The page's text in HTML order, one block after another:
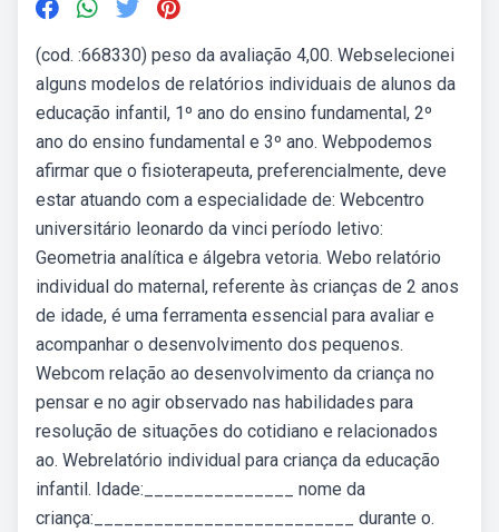
(cod. :668330) peso da avaliação 4,00. Webselecionei
alguns modelos de relatórios individuais de alunos da
educação infantil, 1º ano do ensino fundamental, 2º
ano do ensino fundamental e 3º ano. Webpodemos
afirmar que o fisioterapeuta, preferencialmente, deve
estar atuando com a especialidade de: Webcentro
universitário leonardo da vinci período letivo:
Geometria analítica e álgebra vetoria. Webo relatório
individual do maternal, referente às crianças de 2 anos
de idade, é uma ferramenta essencial para avaliar e
acompanhar o desenvolvimento dos pequenos.
Webcom relação ao desenvolvimento da criança no
pensar e no agir observado nas habilidades para
resolução de situações do cotidiano e relacionados
ao. Webrelatório individual para criança da educação
infantil. Idade:_______________ nome da
criança:__________________________ durante o.